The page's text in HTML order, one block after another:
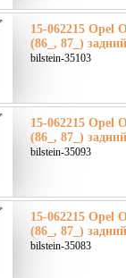
15-062215 Opel
(86_, 87_)
bilstein-35103
15-062215 Opel
(86_, 87_)
bilstein-35093
15-062215 Opel
(86_, 87_)
bilstein-35083